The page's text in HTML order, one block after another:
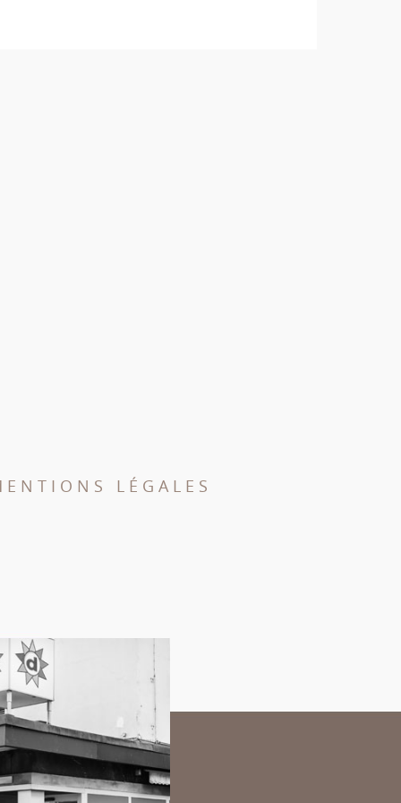
LÉGALES